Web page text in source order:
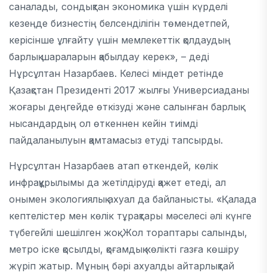
саналады, сондықтан экономика үшін күрделі
кезеңде бизнестің белсенділігін төмендетпей,
керісінше ұлғайту үшін мемлекеттік қолдаудың
барлық шараларын қабылдау керек», – деді
Нұрсұлтан Назарбаев. Келесі міндет ретінде
Қазақстан Президенті 2017 жылғы Универсиаданы
жоғары деңгейде өткізуді және салынған барлық
нысандардың ол өткеннен кейін тиімді
пайдаланылуын қамтамасыз етуді тапсырды.
Нұрсұлтан Назарбаев атап өткендей, көлік
инфрақұрылымы да жетілдіруді қажет етеді, ал
онымен экологиялық ахуал да байланысты. «Қалада
кептелістер мен көлік тұрақтары мәселесі әлі күнге
түбегейлі шешілген жоқ. Жол тораптары салынды,
метро іске қосылды, қоғамдық көлікті газға көшіру
жүріп жатыр. Мұның бәрі ахуалды айтарлықтай